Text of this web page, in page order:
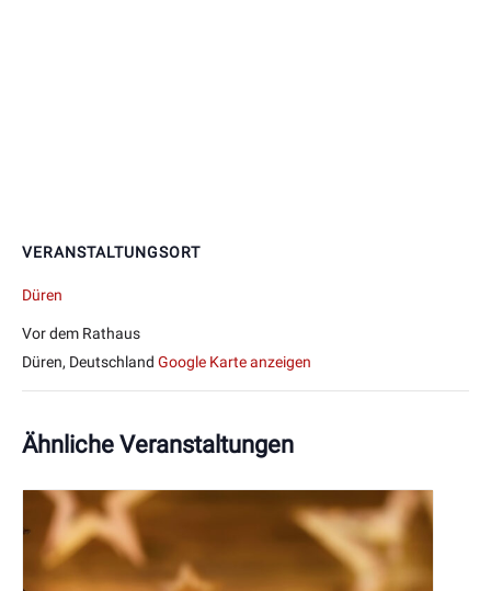
VERANSTALTUNGSORT
Düren
Vor dem Rathaus
Düren, Deutschland Google Karte anzeigen
Ähnliche Veranstaltungen